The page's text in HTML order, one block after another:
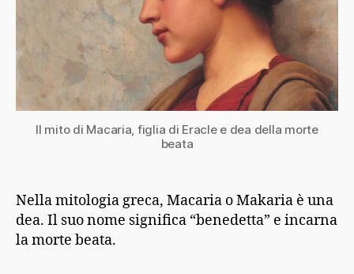
Il mito di Macaria, figlia di Eracle e dea della morte
beata
Nella mitologia greca, Macaria o Makaria è una
dea. Il suo nome significa “benedetta” e incarna
la morte beata.